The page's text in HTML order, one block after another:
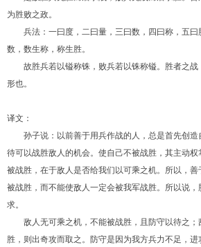
为胜败之政。
兵法：一曰度，二曰量，三曰数，四曰称，五
数，数生称，称生胜。
故胜兵若以镒称铢，败兵若以铢称镒。胜者之战
形也。
译文：
孙子说：以前善于用兵作战的人，总是首先创
待可以战胜敌人的机会。使自己不被战胜，其主动
被战胜，在于敌人是否给我们以可乘之机。所以，
被战胜，而不能使敌人一定会被我军战胜。所以说
求。
敌人无可乘之机，不能被战胜，且防守以待之
胜，则出奇攻而取之。防守是因为我方兵力不足，进